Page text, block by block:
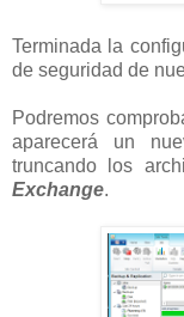
Terminada la
de seguridad de
Podremos
aparecerá un
truncando los
Exchange.